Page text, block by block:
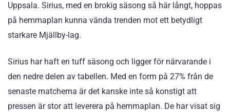
Uppsala. Sirius, med en brokig säsong så här långt, hoppas
på hemmaplan kunna vända trenden mot ett betydligt
starkare Mjällby-lag.
Sirius har haft en tuff säsong och ligger för närvarande i
den nedre delen av tabellen. Med en form på 27% från de
senaste matcherna är det kanske inte så konstigt att
pressen är stor att leverera på hemmaplan. De har visat sig